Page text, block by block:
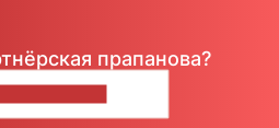
прапанова?